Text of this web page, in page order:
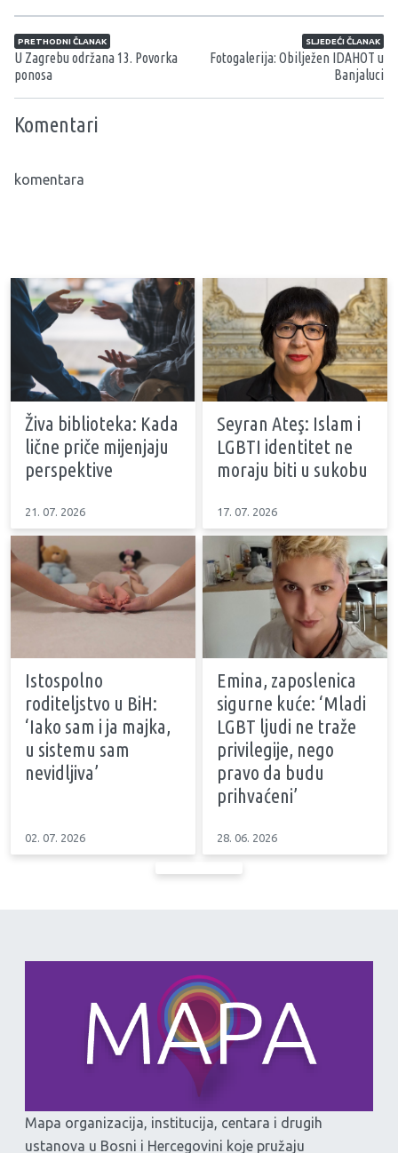
Navigacija članaka
PRETHODNI ČLANAK
U Zagrebu održana 13. Povorka
ponosa
SLJEDEĆI ČLANAK
Fotogalerija: Obilježen IDAHOT u
Banjaluci
Komentari
komentara
Živa biblioteka: Kada
lične priče mijenjaju
perspektive
21. 07. 2026
Seyran Ateş: Islam i
LGBTI identitet ne
moraju biti u sukobu
17. 07. 2026
Istospolno
roditeljstvo u BiH:
‘Iako sam i ja majka,
u sistemu sam
nevidljiva’
02. 07. 2026
Emina, zaposlenica
sigurne kuće: ‘Mladi
LGBT ljudi ne traže
privilegije, nego
pravo da budu
prihvaćeni’
28. 06. 2026
Mapa organizacija, institucija, centara i drugih
ustanova u Bosni i Hercegovini koje pružaju